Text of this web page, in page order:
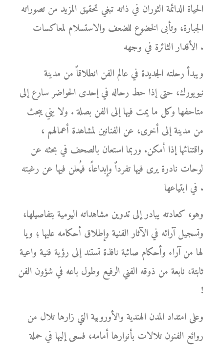
الحياة الدائمة الثوران في ذاته تبغي تحقيق المزيد من تصوراته
الجبارة، وتأبى الخضوع للضعف والاستسلام لمعاكسات
الأقدار الثائرة في وجهه .
ويبدأ رحلته الجديدة في عالم الفن انطلاقاً من مدينة
نيويورك، حتى إذا حط رحاله في إحدى الحواضر سارع إلى
متاحفها وكل ما يمت فيها إلى الفن بصلة . ولا يني يبحث
من مدينة إلى أخرى، عن الفنانين لمشاهدة أعمالهم ،
واقتنائها إذا أمكن. وربما استعان بالصحف في بحثه عن
لوحات نادرة يرى فيها تفرداً وإبداعاً، فيُعلن فيها عن رغبته
في ابتياعها .
وهو، كعادته يبادر إلى تدوين مشاهداته اليومية بتفاصيلها،
وتسجيل آرائه في الآثار الفنية وإطلاق أحكامه عليها ؛ ويا
لها من آراء وأحكام صائبة نافذة تستند إلى رؤية فنية واعية
ثابتة، نابعة من ذوقه الفني الرفيع وطول باعه في شؤون الفن
!
وعلى امتداد المدن الهندية والأوروبية التي زارها تلال من
روائع الفنون تلالات بأنوارها أمامه، فسعى إليها في حملة